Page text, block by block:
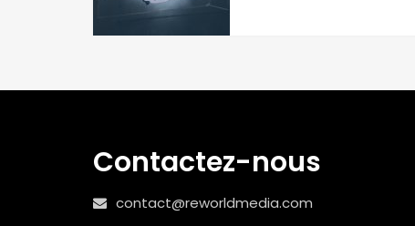
Contactez-nous
contact@reworldmedia.com